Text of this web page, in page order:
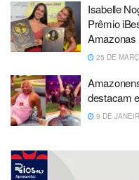
Isabelle
Prêmio
Amazonas
25 DE
destacam
9 DE